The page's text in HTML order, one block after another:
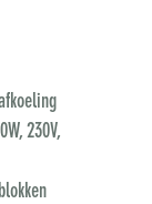
230V,